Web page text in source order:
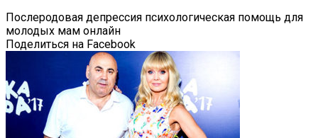
Послеродовая депрессия психологическая помощь для
молодых мам онлайн
Поделиться на Facebook